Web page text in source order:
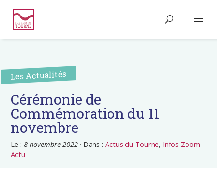
Les Actualités
Cérémonie de
Commémoration du 11
novembre
Le :8 novembre 2022 · Dans :Actus du Tourne, Infos Zoom
Actu